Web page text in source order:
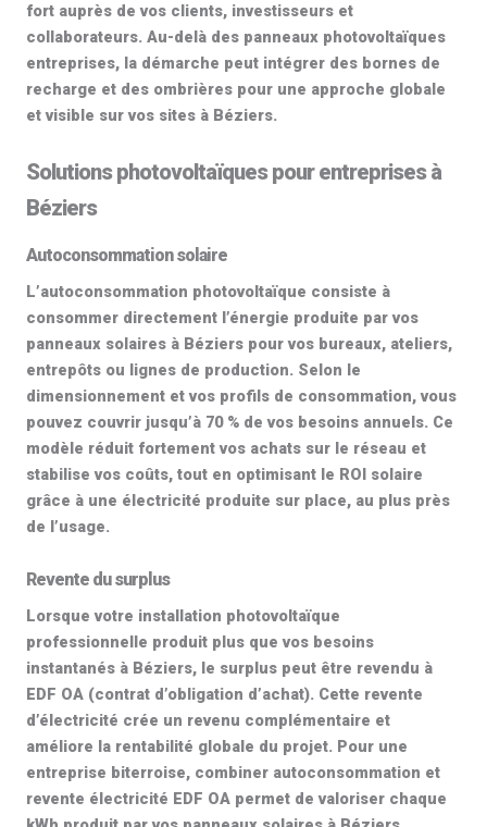
fort auprès de vos clients, investisseurs et
collaborateurs. Au-delà des panneaux photovoltaïques
entreprises, la démarche peut intégrer des bornes de
recharge et des ombrières pour une approche globale
et visible sur vos sites à Béziers.
Solutions photovoltaïques pour entreprises à
Béziers
Autoconsommation solaire
L’autoconsommation photovoltaïque consiste à
consommer directement l’énergie produite par vos
panneaux solaires à Béziers pour vos bureaux, ateliers,
entrepôts ou lignes de production. Selon le
dimensionnement et vos profils de consommation, vous
pouvez couvrir jusqu’à 70 % de vos besoins annuels. Ce
modèle réduit fortement vos achats sur le réseau et
stabilise vos coûts, tout en optimisant le ROI solaire
grâce à une électricité produite sur place, au plus près
de l’usage.
Revente du surplus
Lorsque votre installation photovoltaïque
professionnelle produit plus que vos besoins
instantanés à Béziers, le surplus peut être revendu à
EDF OA (contrat d’obligation d’achat). Cette revente
d’électricité crée un revenu complémentaire et
améliore la rentabilité globale du projet. Pour une
entreprise biterroise, combiner autoconsommation et
revente électricité EDF OA permet de valoriser chaque